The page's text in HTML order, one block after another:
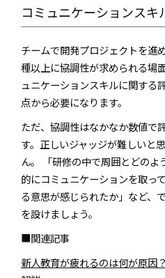
コミュニケーションスキ
チームで開発プロジェクトを進
種以上に協調性が求められる場
ュニケーションスキルに関する
点から必要になります。
ただ、協調性はなかなか数値で
す。正しいジャッジが難しいと
ん。 「研修の中で周囲とどの
的にコミュニケーションを取っ
る意思が感じられたか」など、
を設けましょう。
■関連記事
新人教育が疲れるのは何が原因